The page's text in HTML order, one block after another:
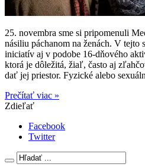
25. novembra sme si pripomenuli
násiliu páchanom na ženách. V tejto
iniciatív aj v podobe 16-dňového
ktorá je dôležitá, žiaľ, často aj
dať jej priestor. Fyzické alebo
Prečítať viac »
Zdieľať
Facebook
Twitter